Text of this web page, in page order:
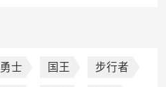
勇士 国王 步行者